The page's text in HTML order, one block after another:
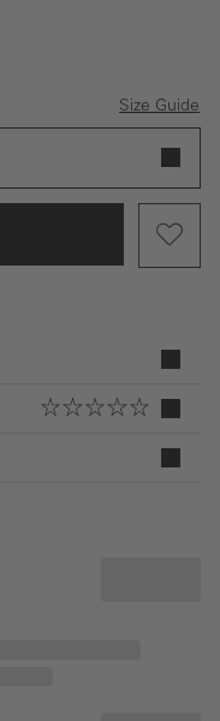
Size Guide